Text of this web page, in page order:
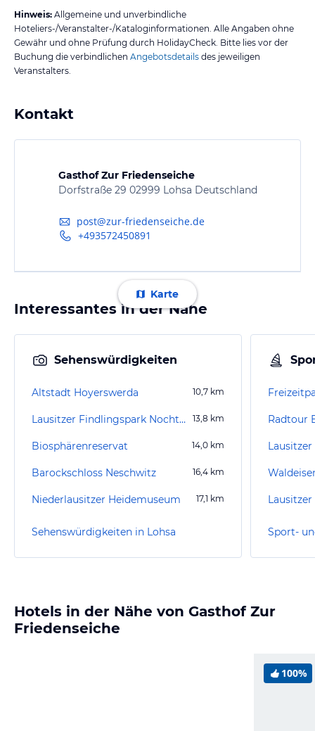
Hinweis: Allgemeine und unverbindliche
Hoteliers-/Veranstalter-/Kataloginformationen. Alle Angaben ohne
Gewähr und ohne Prüfung durch HolidayCheck. Bitte lies vor der
Buchung die verbindlichen Angebotsdetails des jeweiligen
Veranstalters.
Kontakt
Gasthof Zur Friedenseiche
Dorfstraße 29 02999 Lohsa Deutschland
post@zur-friedenseiche.de
+493572450891
Karte
Interessantes in der Nähe
Sehenswürdigkeiten
Altstadt Hoyerswerda 10,7 km
Lausitzer Findlingspark Nochten 13,8 km
Biosphärenreservat 14,0 km
Barockschloss Neschwitz 16,4 km
Niederlausitzer Heidemuseum 17,1 km
Sehenswürdigkeiten in Lohsa
Radtour
Lausitzer
Lausitzer
Sport-
Hotels in der Nähe von Gasthof Zur
Friedenseiche
100%